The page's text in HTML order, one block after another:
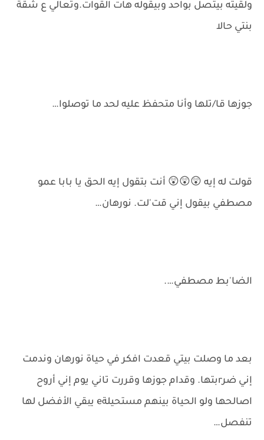
ولقيته بيتصل بواحد وبيقوله هات القوات.وتعالي ع شقة
بنتي حالا
جوزها قا/تلها وأنا متحفظ عليه لحد ما توصلوا…
قولت له إيه 😲😲😲 أنت بتقول إيه الحق يا بابا عمو
مصطفي بيقول إني قت'لت. نورهان…
الضا'بط مصطفي….
بعد ما وصلت بيتي قعدت افكر في حياة نورهان وندمت
إني ضرrبتها. وقدام جوزها وقررت تاني يوم إني أروح
اصالحها ولو الحياة بينهم مستحيلةe يبقي الأفضل لها
تنفصل…